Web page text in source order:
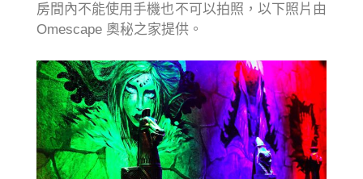
房間內不能使用手機也不可以拍照，以下照片由
Omescape 奧秘之家提供。